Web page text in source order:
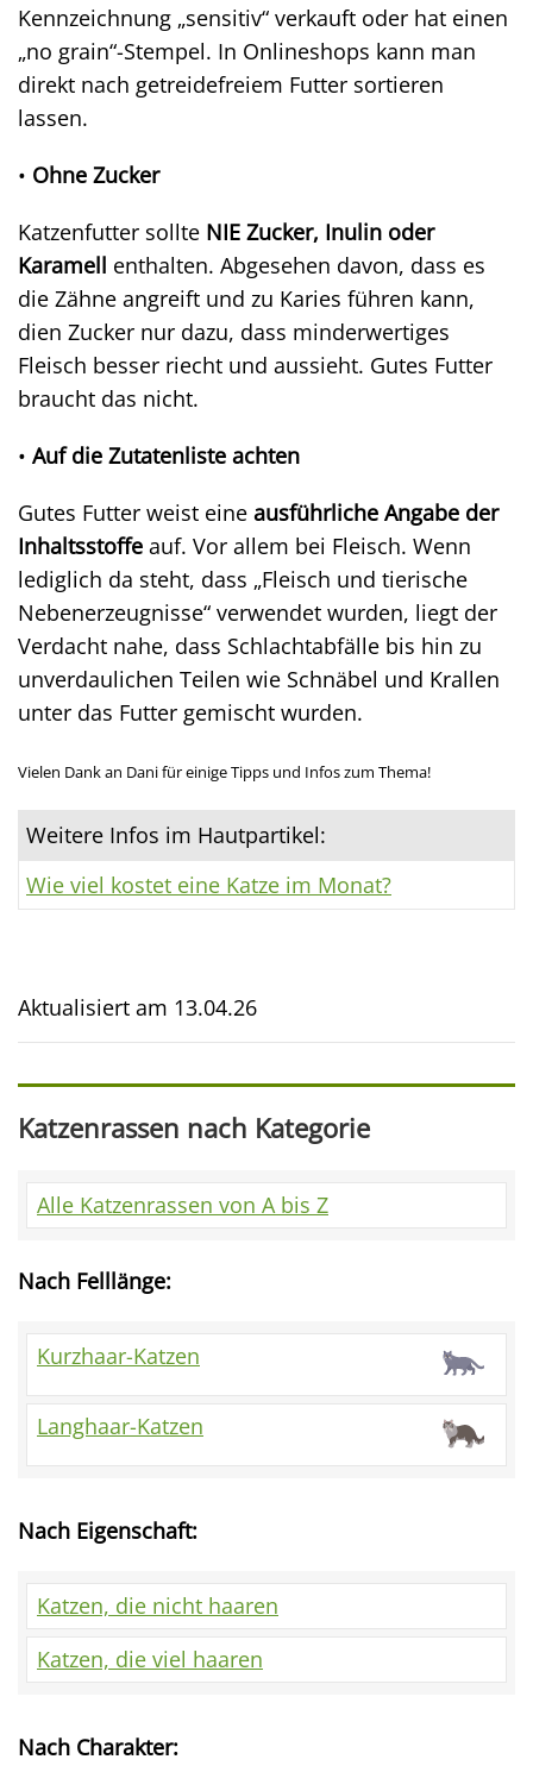
Kennzeichnung „sensitiv“ verkauft oder hat einen
„no grain“-Stempel. In Onlineshops kann man
direkt nach getreidefreiem Futter sortieren
lassen.
• Ohne Zucker
Katzenfutter sollte NIE Zucker, Inulin oder
Karamell enthalten. Abgesehen davon, dass es
die Zähne angreift und zu Karies führen kann,
dien Zucker nur dazu, dass minderwertiges
Fleisch besser riecht und aussieht. Gutes Futter
braucht das nicht.
• Auf die Zutatenliste achten
Gutes Futter weist eine ausführliche Angabe der
Inhaltsstoffe auf. Vor allem bei Fleisch. Wenn
lediglich da steht, dass „Fleisch und tierische
Nebenerzeugnisse“ verwendet wurden, liegt der
Verdacht nahe, dass Schlachtabfälle bis hin zu
unverdaulichen Teilen wie Schnäbel und Krallen
unter das Futter gemischt wurden.
Vielen Dank an Dani für einige Tipps und Infos zum Thema!
Weitere Infos im Hautpartikel:
Wie viel kostet eine Katze im Monat?
Aktualisiert am 13.04.26
Katzenrassen nach Kategorie
Alle Katzenrassen von A bis Z
Nach Felllänge:
Kurzhaar-Katzen
Langhaar-Katzen
Nach Eigenschaft:
Katzen, die nicht haaren
Katzen, die viel haaren
Nach Charakter: